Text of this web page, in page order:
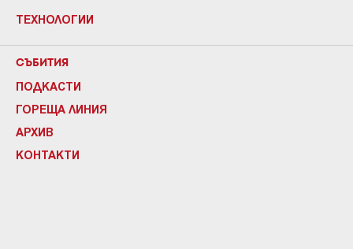
ТЕХНОЛОГИИ
СЪБИТИЯ
ПОДКАСТИ
ГОРЕЩА ЛИНИЯ
АРХИВ
КОНТАКТИ